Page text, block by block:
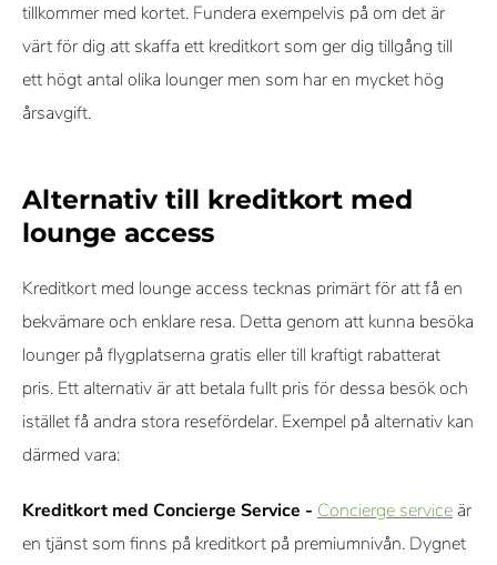
tillkommer med kortet. Fundera exempelvis på om det är
värt för dig att skaffa ett kreditkort som ger dig tillgång till
ett högt antal olika lounger men som har en mycket hög
årsavgift.
Alternativ till kreditkort med
lounge access
Kreditkort med lounge access tecknas primärt för att få en
bekvämare och enklare resa. Detta genom att kunna besöka
lounger på flygplatserna gratis eller till kraftigt rabatterat
pris. Ett alternativ är att betala fullt pris för dessa besök och
istället få andra stora resefördelar. Exempel på alternativ kan
därmed vara:
Kreditkort med Concierge Service - Concierge service är
en tjänst som finns på kreditkort på premiumnivån. Dygnet